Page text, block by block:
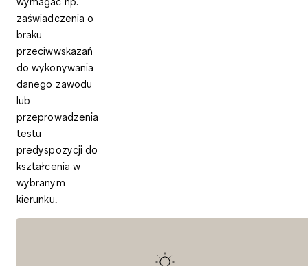
zaświadczenia o
braku
przeciwwskazań
do wykonywania
danego zawodu
lub
przeprowadzenia
testu
predyspozycji do
kształcenia w
wybranym
kierunku.